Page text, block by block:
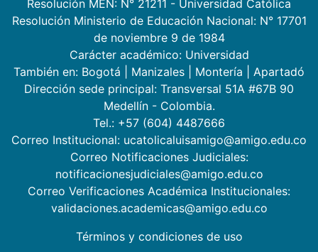
Resolución MEN: N° 21211 - Universidad Católica
Resolución Ministerio de Educación Nacional: N° 17701
de noviembre 9 de 1984
Carácter académico: Universidad
También en: Bogotá Manizales Montería
Apartadó
Dirección sede principal: Transversal 51A #67B 90
Medellín - Colombia.
Tel.: +57 (604) 4487666
Correo Institucional: ucatolicaluisamigo@amigo.edu.co
Correo Notificaciones Judiciales:
notificacionesjudiciales@amigo.edu.co
Correo Verificaciones Académica Institucionales:
validaciones.academicas@amigo.edu.co
Términos y condiciones de uso